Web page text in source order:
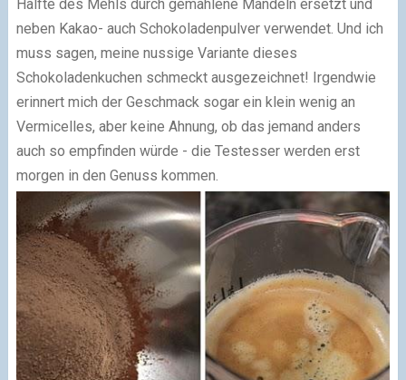
Hälfte des Mehls durch gemahlene Mandeln ersetzt und
neben Kakao- auch Schokoladenpulver verwendet. Und ich
muss sagen, meine nussige Variante dieses
Schokoladenkuchen schmeckt ausgezeichnet! Irgendwie
erinnert mich der Geschmack sogar ein klein wenig an
Vermicelles, aber keine Ahnung, ob das jemand anders
auch so empfinden würde - die Testesser werden erst
morgen in den Genuss kommen.